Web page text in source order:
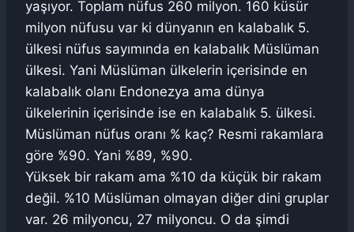
yaşıyor. Toplam nüfus 260 milyon. 160 küsür
milyon nüfusu var ki dünyanın en kalabalık 5.
ülkesi nüfus sayımında en kalabalık Müslüman
ülkesi. Yani Müslüman ülkelerin içerisinde en
kalabalık olanı Endonezya ama dünya
ülkelerinin içerisinde ise en kalabalık 5. ülkesi.
Müslüman nüfus oranı % kaç? Resmi rakamlara
göre %90. Yani %89, %90.
Yüksek bir rakam ama %10 da küçük bir rakam
değil. %10 Müslüman olmayan diğer dini gruplar
var. 26 milyoncu, 27 milyoncu. O da şimdi